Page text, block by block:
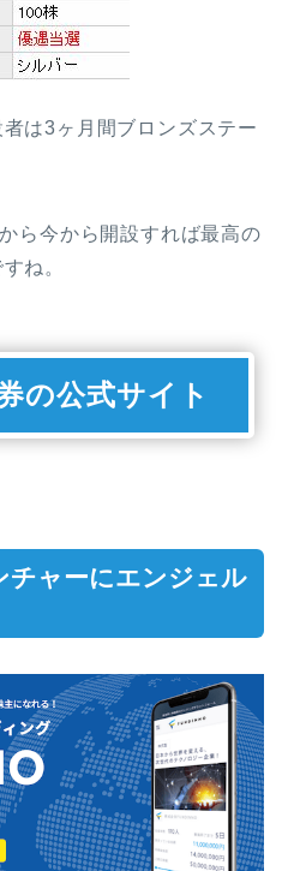
は3ヶ月間ブロンズステー
ら今から開設すれば最高の
ね。
の公式サイト
チャーにエンジェル